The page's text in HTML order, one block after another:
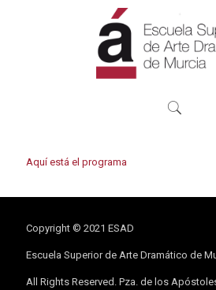
Aquí está el programa
Copyright © 2021 ESAD
Escuela Superior de Arte Dramático de
All Rights Reserved. Pza. de los